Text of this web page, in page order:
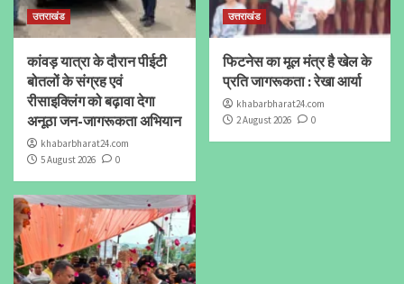
उत्तराखंड
कांवड़ यात्रा के दौरान पीईटी
बोतलों के संग्रह एवं
रीसाइक्लिंग को बढ़ावा देगा
अनूठा जन-जागरूकता अभियान
khabarbharat24.com
5 August 2026
0
उत्तराखंड
फिटनेस का मूल मंत्र है खेल के
प्रति जागरूकता : रेखा आर्या
khabarbharat24.com
2 August 2026
0